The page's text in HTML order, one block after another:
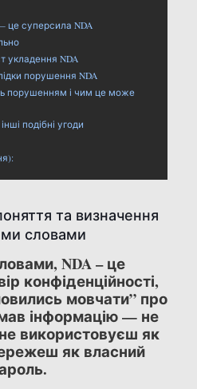
це суперсила NDA
укладення NDA
порушення NDA
порушенням і чим це може
подібні угоди
та визначення
словами
NDA – це
конфіденційності,
мовчати” про
інформацію — не
використовуєш як
як власний